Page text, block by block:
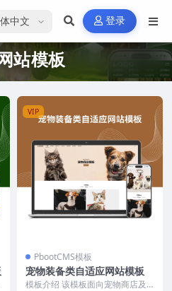
语言 登录
站模板
VIP
PbootCMS模板
宠物装备类自适应网站模板
模板介绍 该模板面向宠物商店及